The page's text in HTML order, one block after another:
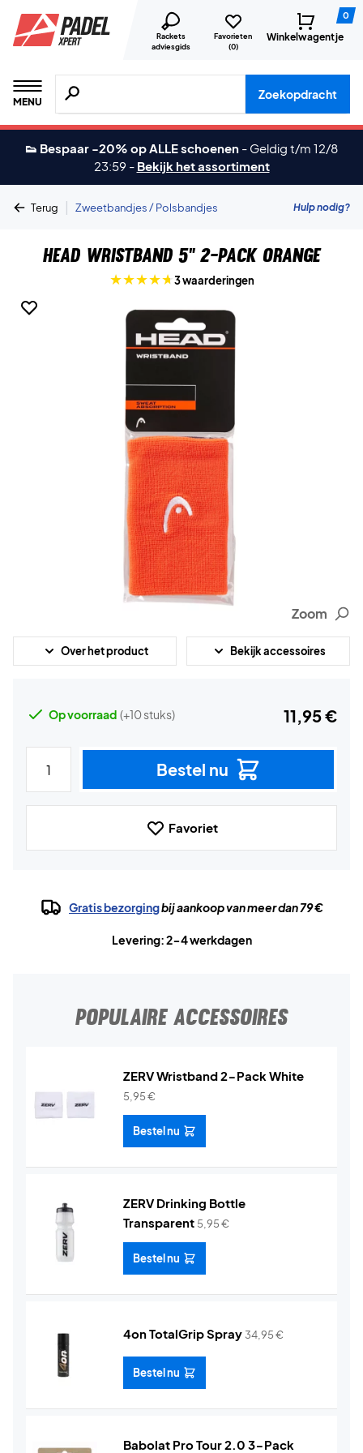
Rackets
adviesgids
Favorieten
(0)
0
Winkelwagentje
MENU
Zoeken naar producten, merken etc.
Zoekopdracht
👟 Bespaar -20% op ALLE schoenen - Geldig t/m 12/8
23:59 - Bekijk het assortiment
Terug | Zweetbandjes / Polsbandjes Hulp nodig?
Head Wristband 5" 2-Pack Orange
3 waarderingen
Zoom
Over het product Bekijk accessoires
Op voorraad (+10 stuks) 11,95 €
Bestel nu
Favoriet
Gratis bezorgingbij aankoop van meer dan 79 €
Levering: 2-4 werkdagen
POPULAIRE ACCESSOIRES
ZERV Wristband 2-Pack White
5,95€
Bestel nu
ZERV Drinking Bottle
Transparent 5,95€
Bestel nu
4on TotalGrip Spray 34,95€
Bestel nu
Babolat Pro Tour 2.0 3-Pack